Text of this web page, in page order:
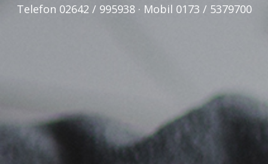
Telefon 02642 / 995938 · Mobil 0173 / 5379700